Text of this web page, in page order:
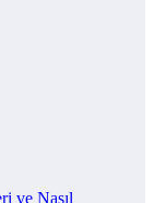
ve Nasıl